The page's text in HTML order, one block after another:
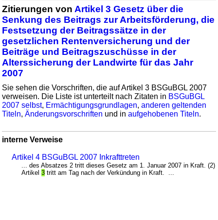
Zitierungen von Artikel 3 Gesetz über die
Senkung des Beitrags zur Arbeitsförderung, die
Festsetzung der Beitragssätze in der
gesetzlichen Rentenversicherung und der
Beiträge und Beitragszuschüsse in der
Alterssicherung der Landwirte für das Jahr
2007
Sie sehen die Vorschriften, die auf Artikel 3 BSGuBGL 2007
verweisen. Die Liste ist unterteilt nach Zitaten in BSGuBGL
2007 selbst, Ermächtigungsgrundlagen,anderen geltenden
Titeln,Änderungsvorschriften und inaufgehobenen Titeln.
interne Verweise
Artikel 4 BSGuBGL 2007 Inkrafttreten
... des Absatzes 2 tritt dieses Gesetz am 1. Januar 2007 in Kraft. (2)
Artikel3 tritt am Tag nach der Verkündung in Kraft. ...